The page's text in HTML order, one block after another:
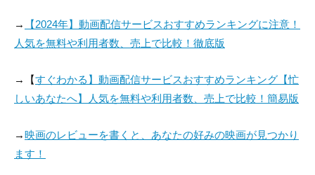
役： 役： 役：
→
【2024年】動画配信サービスおすすめランキングに注意！
人気を無料や利用者数、売上で比較！徹底版
→【すぐわかる】動画配信サービスおすすめランキング【忙
しいあなたへ】人気を無料や利用者数、売上で比較！簡易版
→映画のレビューを書くと、あなたの好みの映画が見つかり
ます！